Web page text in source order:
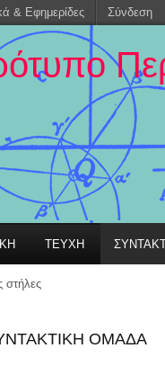
ΤΕΥΧΗ
στήλες
ΟΜΑΔΑ
& Εφημερίδες Σύνδεση